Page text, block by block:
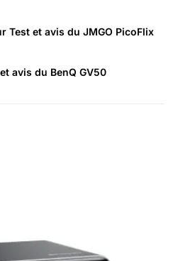
Test et avis du JMGO PicoFlix
avis du BenQ GV50